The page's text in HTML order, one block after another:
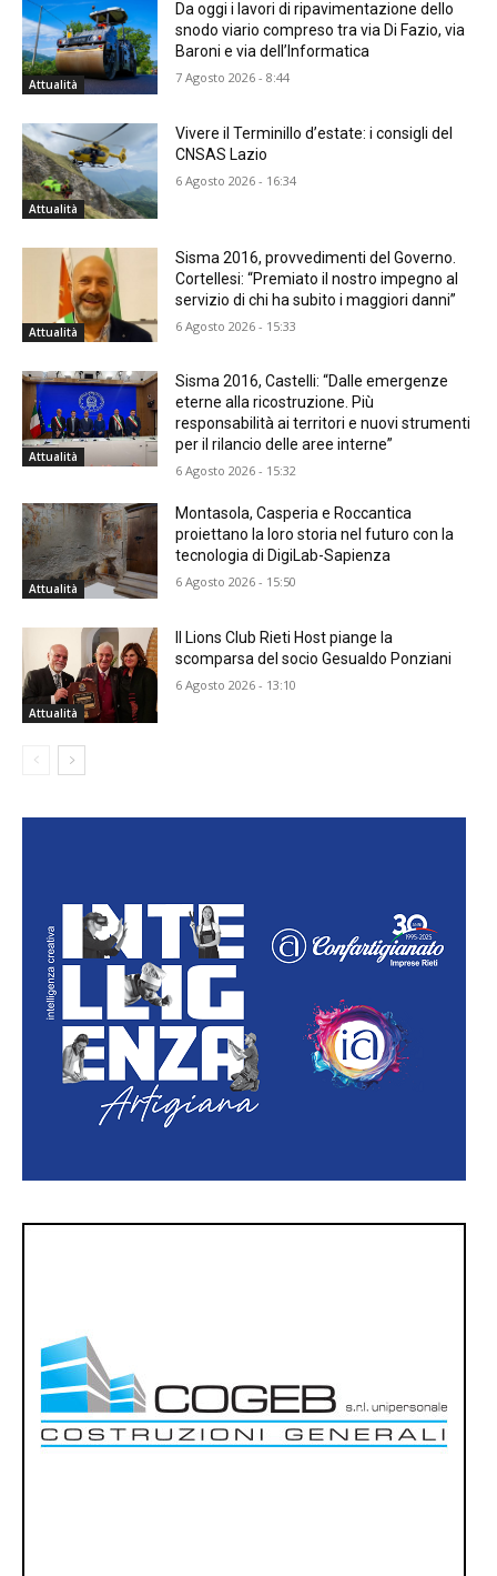
Attualità
Da oggi i lavori di ripavimentazione dello
snodo viario compreso tra via Di Fazio, via
Baroni e via dell’Informatica
7 Agosto 2026 - 8:44
Attualità
Vivere il Terminillo d’estate: i consigli del
CNSAS Lazio
6 Agosto 2026 - 16:34
Attualità
Sisma 2016, provvedimenti del Governo.
Cortellesi: “Premiato il nostro impegno al
servizio di chi ha subito i maggiori danni”
6 Agosto 2026 - 15:33
Attualità
Sisma 2016, Castelli: “Dalle emergenze
eterne alla ricostruzione. Più
responsabilità ai territori e nuovi strumenti
per il rilancio delle aree interne”
6 Agosto 2026 - 15:32
Attualità
Montasola, Casperia e Roccantica
proiettano la loro storia nel futuro con la
tecnologia di DigiLab-Sapienza
6 Agosto 2026 - 15:50
Attualità
Il Lions Club Rieti Host piange la
scomparsa del socio Gesualdo Ponziani
6 Agosto 2026 - 13:10